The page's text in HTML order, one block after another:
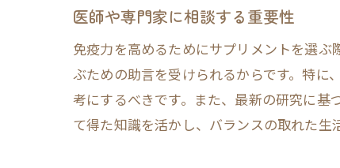
医師や専門家に相談する重要性
免疫力を高めるためにサプリメントを選
ぶための助言を受けられるからです。特に
考にするべきです。また、最新の研究に基
て得た知識を活かし、バランスの取れた生